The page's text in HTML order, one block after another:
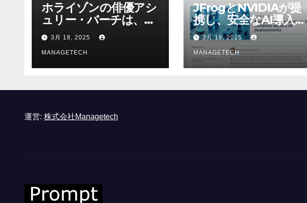
ホライゾンの俳優アシ
ュリー・バーチは、ソ
ニーのAIアロイのビデ
オを見て「ゲームパフ
ォーマンスという芸術
形式に不安を感じた」
3月 18, 2025
MANAGETECH
JFrogとNVIDIAが提
携し、安全なAI導入を
強化
3月 18, 2025
MANAGETECH
運営: 株式会社Managetech